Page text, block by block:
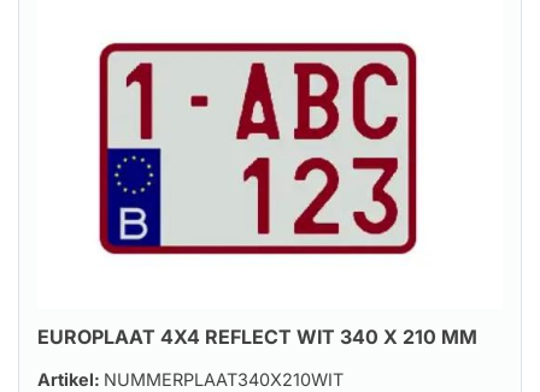
EUROPLAAT 4X4 REFLECT WIT 340 X 210 MM
Artikel: NUMMERPLAAT340X210WIT